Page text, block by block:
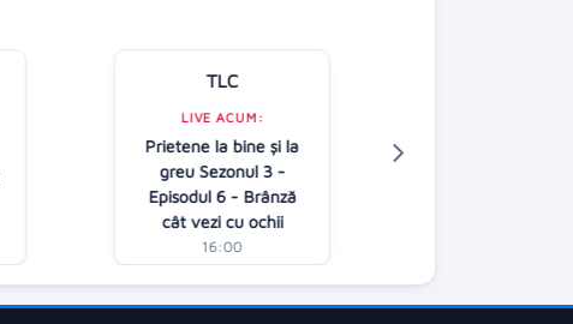
TLC
LIVE ACUM:
Prietene la bine și la
greu Sezonul 3 -
Episodul 6 - Brânză
cât vezi cu ochii
16:00